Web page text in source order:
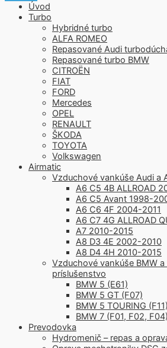
Úvod
Turbo
Hybridné turbo
ALFA ROMEO
Repasované Audi
Repasované turbo BMW
CITROËN
FIAT
FORD
Mercedes
OPEL
RENAULT
ŠKODA
TOYOTA
Volkswagen
Airmatic
Vzduchové vankúše Audi a
A6 C5 4B ALLROAD
A6 C5 Avant 1998-
A6 C6 4F 2004-2011
A6 C7 4G ALLROAD
A7 2010-2015
A8 D3 4E 2002-2010
A8 D4 4H 2010-2015
Vzduchové vankúše BMW a
príslušenstvo
BMW 5 (E61)
BMW 5 GT (F07)
BMW 5 TOURING (F11)
BMW 7 (F01, F02, F04)
Prevodovka
Hydromenič – repas a